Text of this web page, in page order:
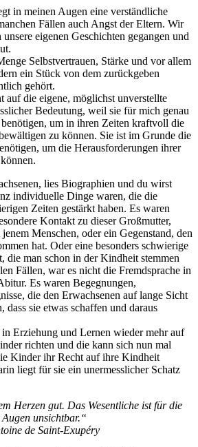
in meinen Augen eine verständliche
Fällen auch Angst der Eltern. Wir
eigenen Geschichten gegangen und
Selbstvertrauen, Stärke und vor allem
ein Stück von dem zurückgeben
gehört.
auf die eigene, möglichst unverstellte
Bedeutung, weil sie für mich genau
um in ihren Zeiten kraftvoll die
zu können. Sie ist im Grunde die
um die Herausforderungen ihrer
lies Biographien und du wirst
individuelle Dinge waren, die die
Zeiten gestärkt haben. Es waren
Kontakt zu dieser Großmutter,
Menschen, oder ein Gegenstand, den
hat. Oder eine besonders schwierige
die man schon in der Kindheit stemmen
Fällen, war es nicht die Fremdsprache in
Es waren Begegnungen,
die den Erwachsenen auf lange Sicht
dass sie etwas schaffen und daraus
Erziehung und Lernen wieder mehr auf
richten und die kann sich nun mal
Kinder ihr Recht auf ihre Kindheit
liegt für sie ein unermesslicher Schatz
Herzen gut. Das Wesentliche ist für die
Augen unsichtbar.“
de Saint-Exupéry